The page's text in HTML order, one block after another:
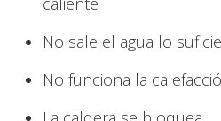
No sale el agua lo
No funciona la